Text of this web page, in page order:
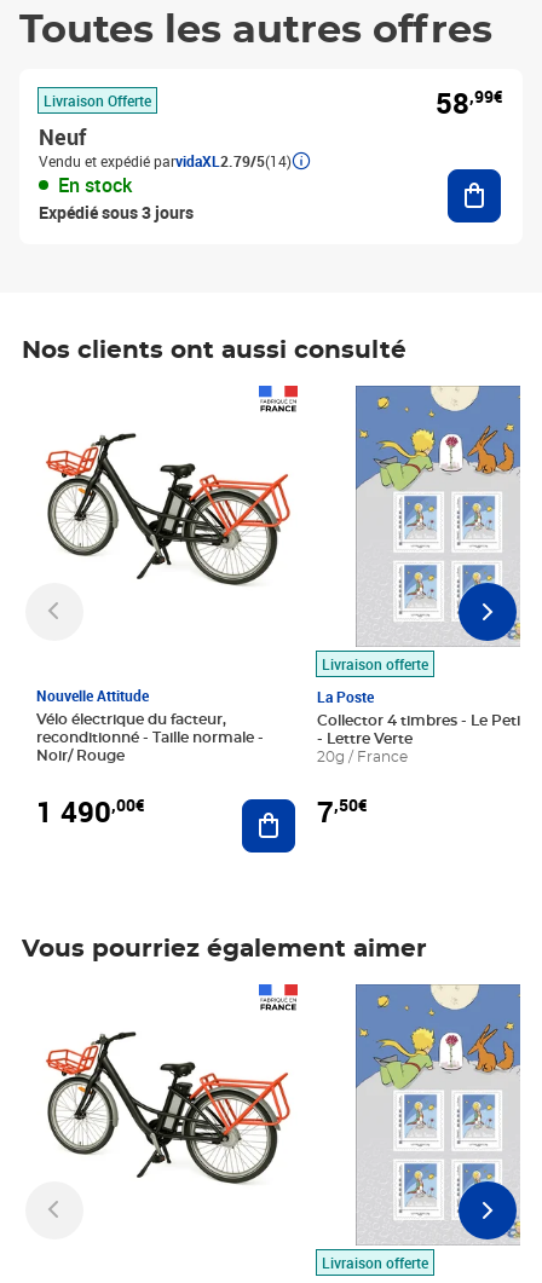
Toutes les autres offres
Livraison Offerte
Neuf
Vendu et expédié parvidaXL 2.79/5(14)
En stock
Expédié sous 3 jours
58,99€
Nos clients ont aussi consulté
Nouvelle Attitude
Vélo électrique du facteur,
reconditionné - Taille normale -
Noir/ Rouge
1 490,00€ Ajouter au panier
Livraison offerte
La Poste
Collector 4 timbres - Le Petit
- Lettre Verte
20g / France
7,50€
Prix 7,50€
Vous pourriez également aimer
Livraison offerte
Prix 7,50€